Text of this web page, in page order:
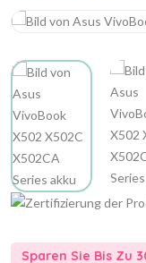
Sparen Sie Bis Zu